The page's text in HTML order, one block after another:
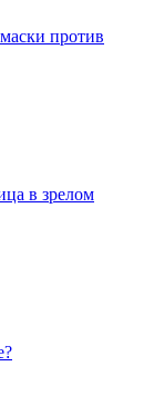
против
в зрелом